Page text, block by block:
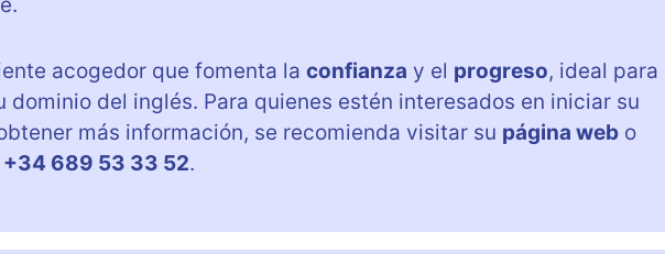
acogedor que fomenta la confianza y el progreso, ideal para
dominio del inglés. Para quienes estén interesados en iniciar su
más información, se recomienda visitar su página web o
+34 689 53 33 52.